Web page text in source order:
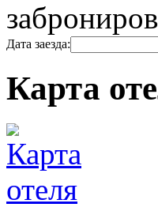
Дата заезда:
Карта